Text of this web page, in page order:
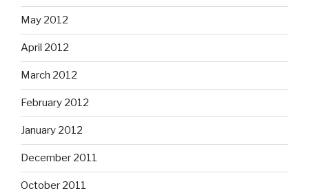
May 2012
April 2012
March 2012
February 2012
January 2012
December 2011
October 2011